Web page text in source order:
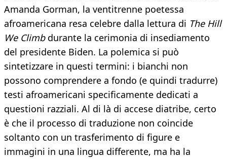
Amanda Gorman, la ventitrenne poetessa
afroamericana resa celebre dalla lettura di The Hill
We Climbdurante la cerimonia di insediamento
del presidente Biden. La polemica si può
sintetizzare in questi termini: i bianchi non
possono comprendere a fondo (e quindi tradurre)
testi afroamericani specificamente dedicati a
questioni razziali. Al di là di accese diatribe, certo
è che il processo di traduzione non coincide
soltanto con un trasferimento di figure e
immagini in una lingua differente, ma ha la